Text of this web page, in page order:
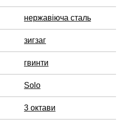
нержавіюча сталь
зигзаг
гвинти
Solo
3 октави